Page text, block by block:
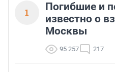
1
Погибшие и
известно о
Москвы
95 257 217